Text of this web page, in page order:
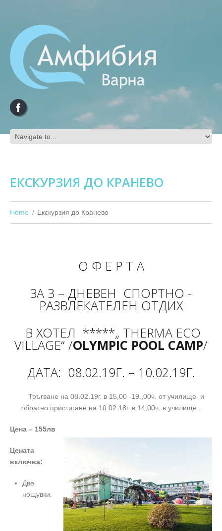
ЕКСКУРЗИЯ ДО КРАНЕВО
Home Екскурзия до Кранево
О Ф Е Р Т А
ЗА 3 – ДНЕВЕН СПОРТНО -
РАЗВЛЕКАТЕЛЕН ОТДИХ
В ХОТЕЛ *****„ ТHERMA ECO
VILLAGE“ /OLYMPIC POOL CAMP/
ДАТА: 08.02.19Г. – 10.02.19Г.
Тръгване на 08.02.19г. в 15,00 -19.,00ч. от училище и
обратно пристигане на 10.02.18г. в 14,00ч. в училище .
Цена – 155лв
Цената
включва:
Две
нощувки.